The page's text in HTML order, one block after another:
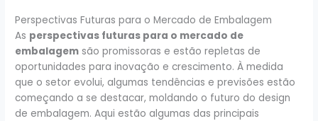
Perspectivas Futuras para o Mercado de Embalagem
As perspectivas futuras para o mercado de
embalagem são promissoras e estão repletas de
oportunidades para inovação e crescimento. À medida
que o setor evolui, algumas tendências e previsões estão
começando a se destacar, moldando o futuro do design
de embalagem. Aqui estão algumas das principais